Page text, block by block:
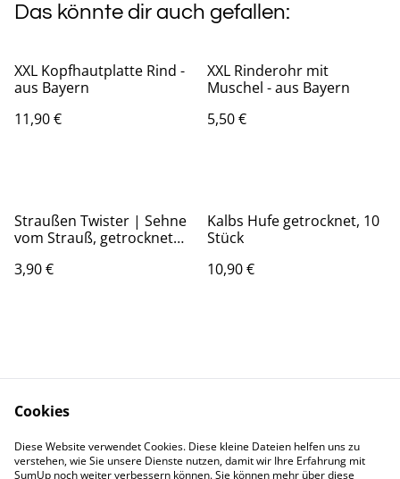
Das könnte dir auch gefallen:
XXL Kopfhautplatte Rind -
aus Bayern
11,90 €
XXL Rinderohr mit
Muschel - aus Bayern
5,50 €
Straußen Twister | Sehne
vom Strauß, getrocknet
3,90 €
Kalbs Hufe getrocknet, 10
Stück
10,90 €
Datenschutz
Impressum
Widerrufsrecht
Cookies
Diese Website verwendet Cookies. Diese kleine Dateien helfen uns zu
verstehen, wie Sie unsere Dienste nutzen, damit wir Ihre Erfahrung mit
SumUp noch weiter verbessern können. Sie können mehr über diese